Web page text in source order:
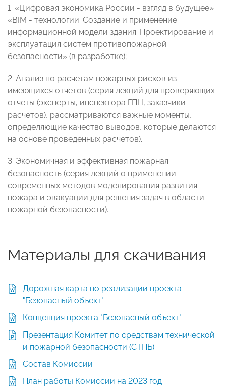
1. «Цифровая экономика России - взгляд в будущее»
«BIM - технологии. Создание и применение
информационной модели здания. Проектирование и
эксплуатация систем противопожарной
безопасности» (в разработке);
2. Анализ по расчетам пожарных рисков из
имеющихся отчетов (серия лекций для проверяющих
отчеты (эксперты, инспектора ГПН, заказчики
расчетов), рассматриваются важные моменты,
определяющие качество выводов, которые делаются
на основе проведенных расчетов).
3. Экономичная и эффективная пожарная
безопасность (серия лекций о применении
современных методов моделирования развития
пожара и эвакуации для решения задач в области
пожарной безопасности).
Материалы для скачивания
Дорожная карта по реализации проекта
"Безопасный объект"
Концепция проекта "Безопасный объект"
Презентация Комитет по средствам технической
и пожарной безопасности (СТПБ)
Состав Комиссии
План работы Комиссии на 2023 год